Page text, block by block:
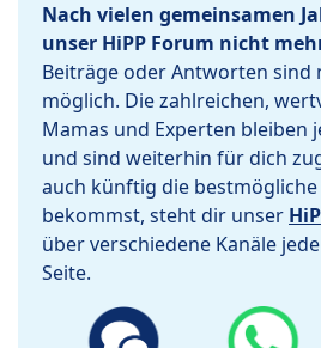
Nach vielen gemeinsamen
unser HiPP Forum nicht
Beiträge oder Antworten sind
möglich. Die zahlreichen,
Mamas und Experten bleiben
und sind weiterhin für dich
auch künftig die
bekommst, steht dir unser
über verschiedene Kanäle
Seite.